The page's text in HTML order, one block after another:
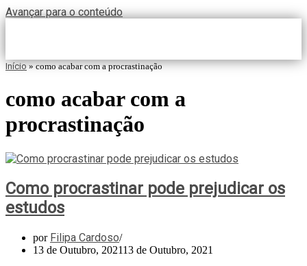
Avançar para o conteúdo
Início»como acabar com a procrastinação
como acabar com a
procrastinação
Como procrastinar pode prejudicar os
estudos
por Filipa Cardoso
13 de Outubro, 202113 de Outubro, 2021